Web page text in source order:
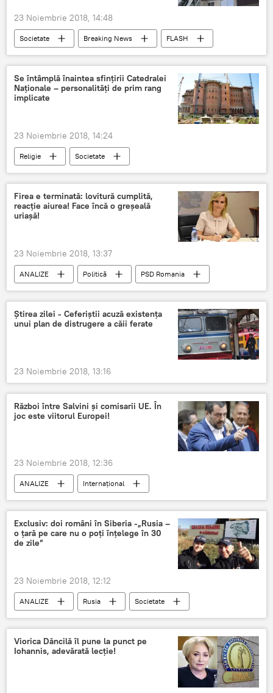
23 Noiembrie 2018, 14:48
Societate Breaking News FLASH
Se întâmplă înaintea sfinţirii Catedralei
Naţionale – personalităţi de prim rang
implicate
23 Noiembrie 2018, 14:24
Religie Societate
Firea e terminată: lovitură cumplită,
reacție aiurea! Face încă o greșeală
uriașă!
23 Noiembrie 2018, 13:37
ANALIZE Politică
PSD Romania
FLASH
Gabriela Firea
Ştirea zilei - Ceferiştii acuză existenţa
unui plan de distrugere a căii ferate
23 Noiembrie 2018, 13:16
Război între Salvini și comisarii UE. În
joc este viitorul Europei!
23 Noiembrie 2018, 12:36
ANALIZE
Internaţional
Matteo Salvini
comisar european
Europa
Război
Exclusiv: doi români în Siberia -„Rusia –
o ţară pe care nu o poţi înţelege în 30
de zile”
23 Noiembrie 2018, 12:12
ANALIZE Rusia
Societate
Internaţional
PSD Romania
FLASH
Relațiile româno-ruse
Viorica Dăncilă îl pune la punct pe
Iohannis, adevărată lecție!